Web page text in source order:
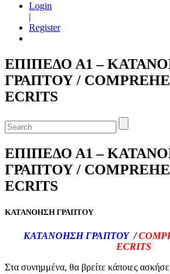
Login
|
Register
ΕΠΙΠΕΔΟ Α1 –
ΓΡΑΠΤΟΥ /
ECRITS
ΕΠΙΠΕΔΟ Α1 –
ΓΡΑΠΤΟΥ /
ECRITS
ΚΑΤΑΝΟΗΣΗ ΓΡΑΠΤΟΥ
ΚΑΤΑΝΟΗΣΗ ΓΡΑΠΤΟΥ /
ECRITS
Στα συνημμένα, θα βρείτε κάποιες